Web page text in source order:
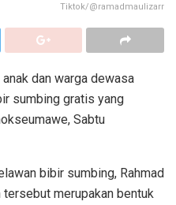
Tiktok/@ramadmaulizarr
dan warga dewasa
sumbing gratis yang
Sabtu
bibir sumbing, Rahmad
merupakan bentuk